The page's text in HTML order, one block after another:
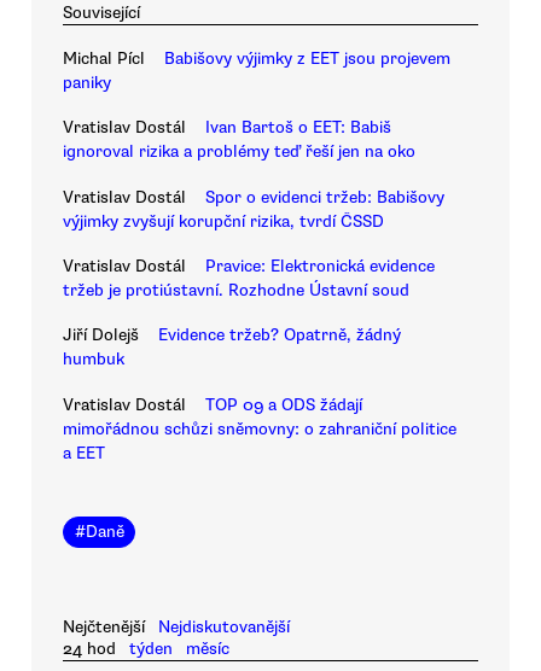
Související
Michal Pícl
Babišovy výjimky z EET jsou projevem
paniky
Vratislav Dostál
Ivan Bartoš o EET: Babiš
ignoroval rizika a problémy teď řeší jen na oko
Vratislav Dostál
Spor o evidenci tržeb: Babišovy
výjimky zvyšují korupční rizika, tvrdí ČSSD
Vratislav Dostál
Pravice: Elektronická evidence
tržeb je protiústavní. Rozhodne Ústavní soud
Jiří Dolejš
Evidence tržeb? Opatrně, žádný
humbuk
Vratislav Dostál
TOP 09 a ODS žádají
mimořádnou schůzi sněmovny: o zahraniční politice
a EET
#Daně
Nejčtenější
Nejdiskutovanější
24 hod
týden měsíc